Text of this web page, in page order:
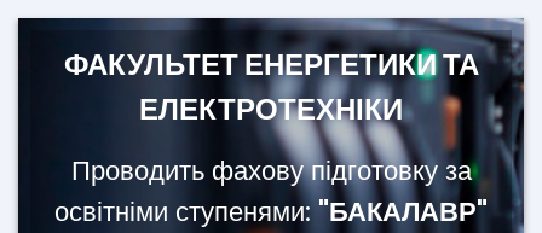
ФАКУЛЬТЕТ ЕНЕРГЕТИКИ ТА
ЕЛЕКТРОТЕХНІКИ
Проводить фахову підготовку за
освітніми ступенями: "БАКАЛАВР"